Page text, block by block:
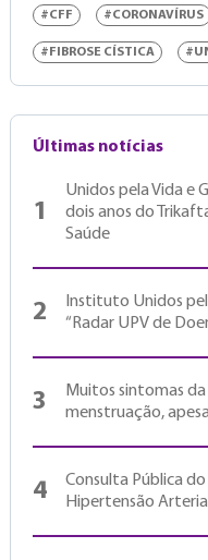
#CFF #CORONAVÍRUS
#FIBROSE CÍSTICA
Últimas notícias
1
Unidos pela Vida e
dois anos do
Saúde
2
Instituto Unidos
“Radar UPV de
3
Muitos sintomas
menstruação,
4
Consulta Pública
Hipertensão